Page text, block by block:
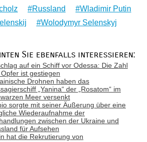
Russland
Wladimir Putin
Wolodymyr Selenskyj
Sie ebenfalls interessieren:
auf ein Schiff vor Odessa: Die Zahl
ist gestiegen
Drohnen haben das
„Yanina“ der „Rosatom“ im
Meer versenkt
sorgte mit seiner Äußerung über eine
Wiederaufnahme der
zwischen der Ukraine und
für Aufsehen
hat die Rekrutierung von